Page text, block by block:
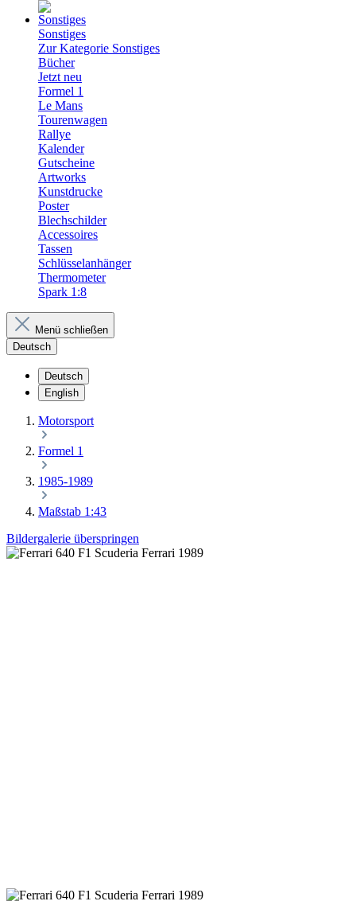
Sonstiges
Zur Kategorie Sonstiges
Bücher
Jetzt neu
Formel 1
Le Mans
Tourenwagen
Rallye
Kalender
Gutscheine
Artworks
Kunstdrucke
Poster
Blechschilder
Accessoires
Tassen
Schlüsselanhänger
Thermometer
Spark 1:8
Menü schließen
Deutsch
Deutsch
English
Motorsport
Formel 1
1985-1989
Maßstab 1:43
Bildergalerie überspringen